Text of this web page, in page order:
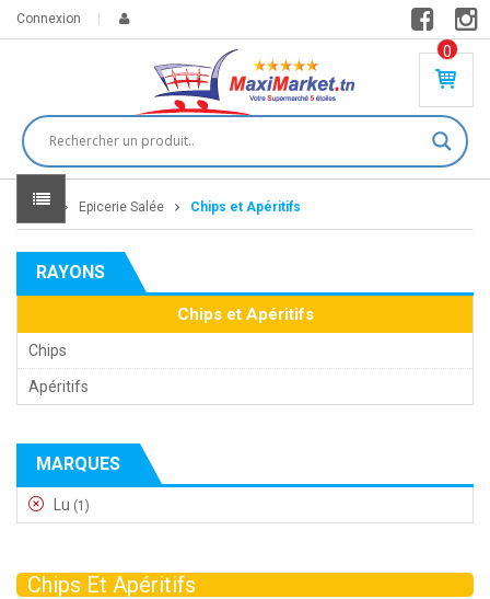
Connexion
0
PR
DU
IT(
S)
DT
Home Epicerie Salée Chips et Apéritifs
RAYONS
Chips et Apéritifs
Chips
Apéritifs
MARQUES
Lu (1)
Chips Et Apéritifs